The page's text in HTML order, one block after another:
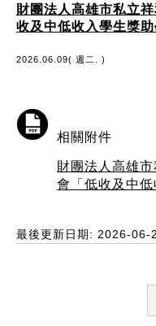
財團法人高雄市私立
收及中低收入學生獎助
2026.06.09( 週二. )
相關附件
財團法人高雄
會「低收及中低
最後更新日期: 2026-06-